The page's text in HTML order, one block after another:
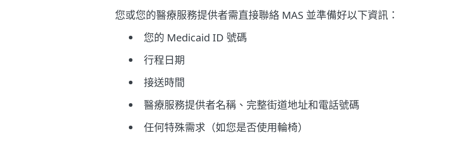
您或您的醫療服務提供者需直接聯絡 MAS 並準備好以下資訊：
您的 Medicaid ID 號碼
行程日期
接送時間
醫療服務提供者名稱、完整街道地址和電話號碼
任何特殊需求（如您是否使用輪椅）